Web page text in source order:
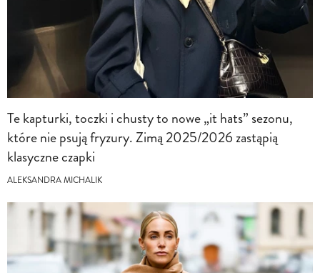
Te kapturki, toczki i chusty to nowe „it hats” sezonu,
które nie psują fryzury. Zimą 2025/2026 zastąpią
klasyczne czapki
ALEKSANDRA MICHALIK